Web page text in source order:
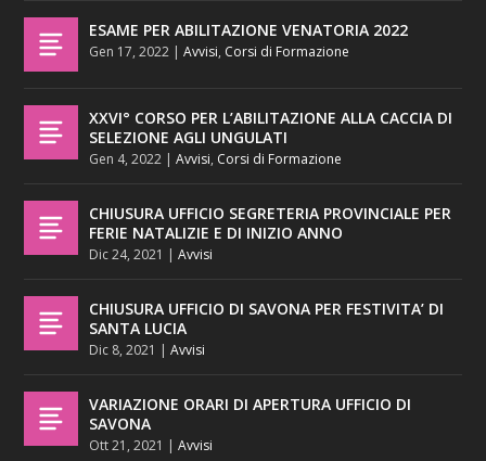
ESAME PER ABILITAZIONE VENATORIA 2022
Gen 17, 2022 |Avvisi, Corsi di Formazione
XXVI° CORSO PER L’ABILITAZIONE ALLA CACCIA DI
SELEZIONE AGLI UNGULATI
Gen 4, 2022 |Avvisi, Corsi di Formazione
CHIUSURA UFFICIO SEGRETERIA PROVINCIALE PER
FERIE NATALIZIE E DI INIZIO ANNO
Dic 24, 2021 |Avvisi
CHIUSURA UFFICIO DI SAVONA PER FESTIVITA’ DI
SANTA LUCIA
Dic 8, 2021 |Avvisi
VARIAZIONE ORARI DI APERTURA UFFICIO DI
SAVONA
Ott 21, 2021 |Avvisi